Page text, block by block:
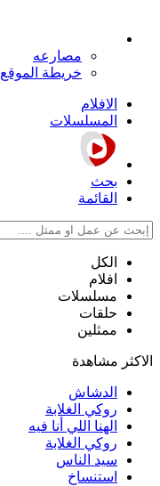
مصارعه
خريطة الموقع
الافلام
المسلسلات
بحث
القائمة
الكل
افلام
مسلسلات
حلقات
ممثلين
الاكثر مشاهدة
الدشاش
روكي الغلابة
الهنا اللي أنا فيه
روكي الغلابة
سيد الناس
استنساخ